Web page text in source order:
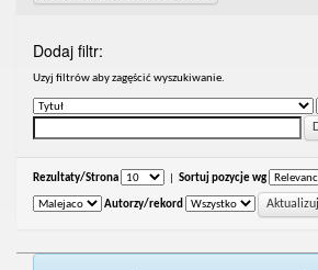
Dodaj filtr:
Uzyj filtrów aby zagęścić wyszukiwanie.
Rezultaty/Strona Sortuj pozycje wg
Autorzy/rekord